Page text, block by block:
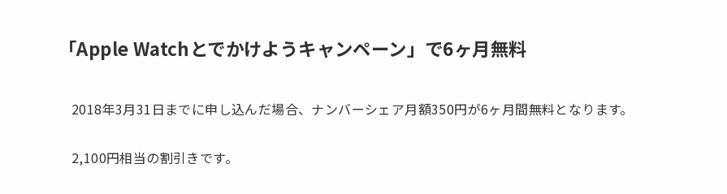
「Apple Watchとでかけようキャンペーン」で6ヶ月無料
2018年3月31日までに申し込んだ場合、ナンバーシェア月額350円が6ヶ月間無料となります。
2,100円相当の割引きです。